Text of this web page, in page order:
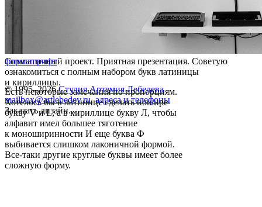
Симпатичный проект. Приятная презентация. Советую
ознакомиться с полным набором букв латиницы
и кириллицы.
Есть некоторые замечания по пропорциям.
Хотелось бы в латинице сделать пошире
букву V и L, а в кириллице букву Л, чтобы
алфавит имел большее тяготение
к моноширинности И еще буква Ф
выбивается слишком лаконичной формой.
Все-таки другие круглые буквы имеет более
сложную форму.
формашрифт
© 1995–2026 Студия Артемия Лебедева
mailbox@artlebedev.ru, адреса и телефоны
Заказать дизайн...